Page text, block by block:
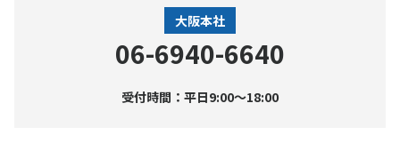
大阪本社
06-6940-6640
受付時間：平日9:00〜18:00